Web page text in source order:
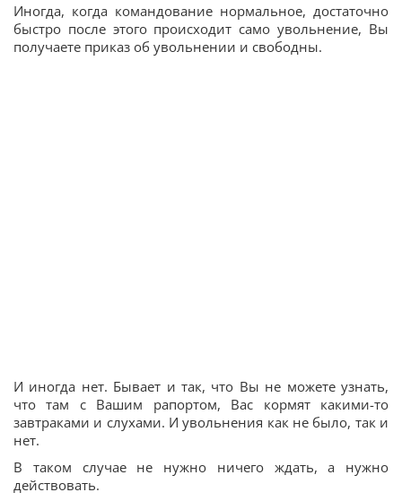
Иногда, когда командование нормальное, достаточно
быстро после этого происходит само увольнение, Вы
получаете приказ об увольнении и свободны.
И иногда нет. Бывает и так, что Вы не можете узнать,
что там с Вашим рапортом, Вас кормят какими-то
завтраками и слухами. И увольнения как не было, так и
нет.
В таком случае не нужно ничего ждать, а нужно
действовать.